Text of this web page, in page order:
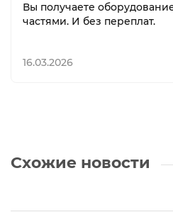
Вы получаете
частями. И без переплат.
16.03.2026
Схожие новости